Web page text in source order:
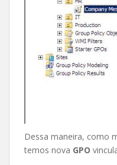
Dessa maneira, como
temos nova GPO